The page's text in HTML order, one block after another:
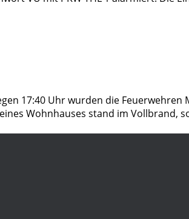
17:40 Uhr wurden die
Wohnhauses stand im Vollbrand,